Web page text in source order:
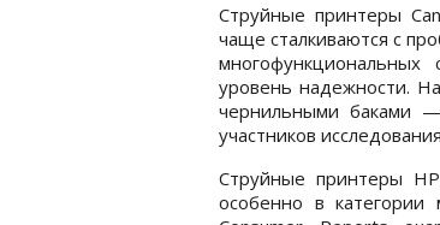
Струйные принтеры
чаще сталкиваются с
многофункциональных
уровень надежности.
чернильными баками
участников
Струйные принтеры
особенно в